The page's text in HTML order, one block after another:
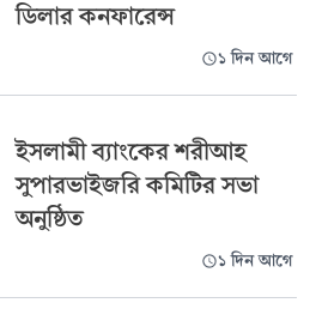
ডিলার কনফারেন্স
১ দিন আগে
ইসলামী ব্যাংকের শরীআহ
সুপারভাইজরি কমিটির সভা
অনুষ্ঠিত
১ দিন আগে